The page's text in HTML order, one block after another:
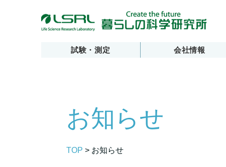
試験・測定 会社情報
お知らせ
TOP > お知らせ